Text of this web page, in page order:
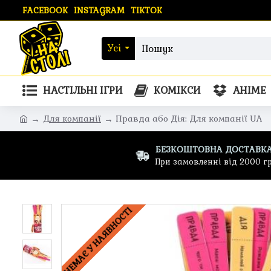
FACEBOOK INSTAGRAM TIKTOK
Усі
НАСТІЛЬНІ ІГРИ КОМІКСИ АНІМЕ
Для компанії Правда або Дія: Для компанії UA
БЕЗКОШТОВНА
При замовленні від 2000
НЕМАЄ У НАЯВНОСТІ